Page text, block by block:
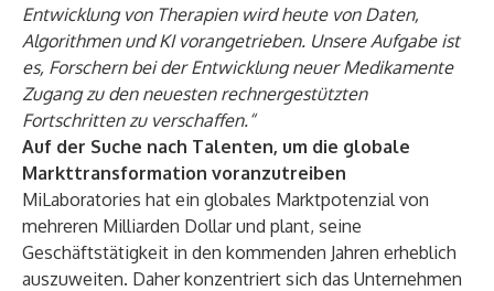
Entwicklung von Therapien wird heute von Daten,
Algorithmen und KI vorangetrieben. Unsere Aufgabe ist
es, Forschern bei der Entwicklung neuer Medikamente
Zugang zu den neuesten rechnergestützten
Fortschritten zu verschaffen.“
Auf der Suche nach Talenten, um die globale
Markttransformation voranzutreiben
MiLaboratories hat ein globales Marktpotenzial von
mehreren Milliarden Dollar und plant, seine
Geschäftstätigkeit in den kommenden Jahren erheblich
auszuweiten. Daher konzentriert sich das Unternehmen